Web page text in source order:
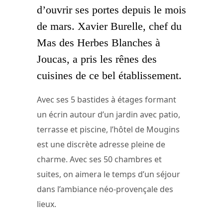
d’ouvrir ses portes depuis le mois
de mars. Xavier Burelle, chef du
Mas des Herbes Blanches à
Joucas, a pris les rênes des
cuisines de ce bel établissement.
Avec ses 5 bastides à étages formant
un écrin autour d’un jardin avec patio,
terrasse et piscine, l’hôtel de Mougins
est une discrète adresse pleine de
charme. Avec ses 50 chambres et
suites, on aimera le temps d’un séjour
dans l’ambiance néo-provençale des
lieux.